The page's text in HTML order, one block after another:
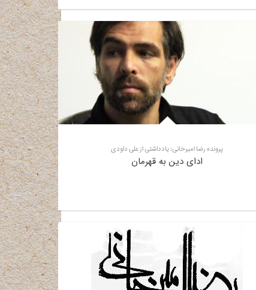
پرونده رضا امیرخانی: یادداشتی از علی داودی
ادای دین به قهرمان